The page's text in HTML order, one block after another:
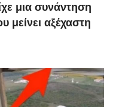
μια συνάντηση
μείνει αξέχαστη